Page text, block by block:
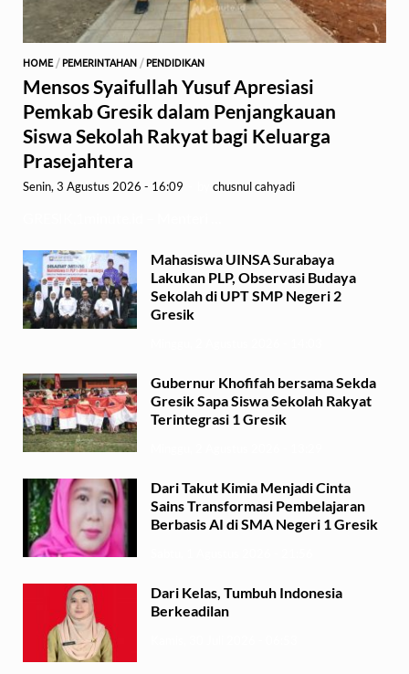
HOME / PEMERINTAHAN / PENDIDIKAN
Mensos Syaifullah Yusuf Apresiasi
Pemkab Gresik dalam Penjangkauan
Siswa Sekolah Rakyat bagi Keluarga
Prasejahtera
Senin, 3 Agustus 2026 - 16:09 chusnul cahyadi
Mahasiswa UINSA Surabaya
Lakukan PLP, Observasi Budaya
Sekolah di UPT SMP Negeri 2
Gresik
Gubernur Khofifah bersama Sekda
Gresik Sapa Siswa Sekolah Rakyat
Terintegrasi 1 Gresik
Dari Takut Kimia Menjadi Cinta
Sains Transformasi Pembelajaran
Berbasis AI di SMA Negeri 1 Gresik
Dari Kelas, Tumbuh Indonesia
Berkeadilan